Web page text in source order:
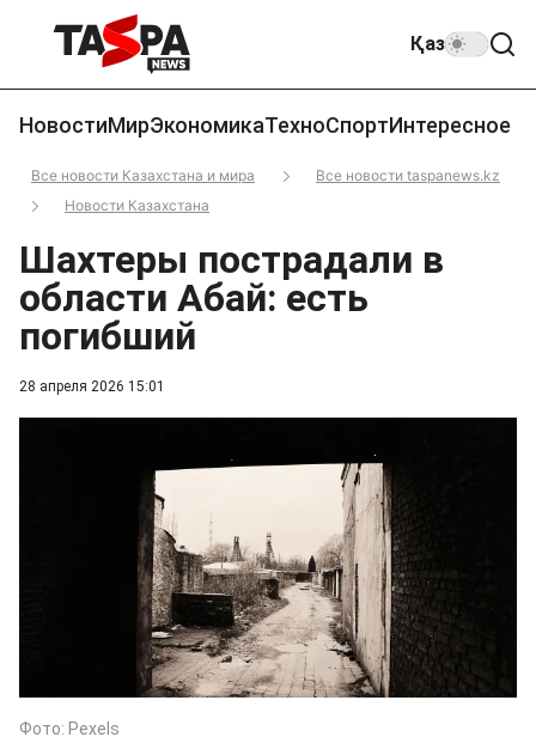
Қаз
НовостиМирЭкономикаТехноСпортИнтересное
Все новости Казахстана и мира
Все новости taspanews.kz
Новости Казахстана
28 апреля 2026 15:01
Шахтеры пострадали в
области Абай: есть
погибший
Фото: Pexels